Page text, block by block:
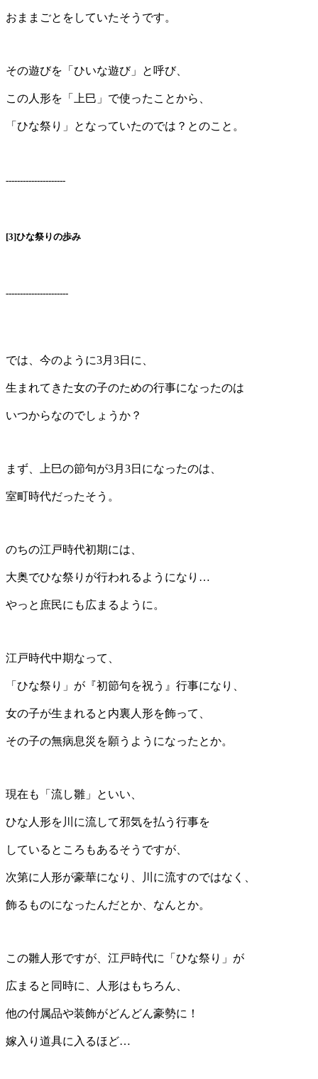
おままごとをしていたそうです。
その遊びを「ひいな遊び」と呼び、
この人形を「上巳」で使ったことから、
「ひな祭り」となっていたのでは？とのこと。
---------------------
[3]ひな祭りの歩み
----------------------
では、今のように3月3日に、
生まれてきた女の子のための行事になったのは
いつからなのでしょうか？
まず、上巳の節句が3月3日になったのは、
室町時代だったそう。
のちの江戸時代初期には、
大奥でひな祭りが行われるようになり…
やっと庶民にも広まるように。
江戸時代中期なって、
「ひな祭り」が『初節句を祝う』行事になり、
女の子が生まれると内裏人形を飾って、
その子の無病息災を願うようになったとか。
現在も「流し雛」といい、
ひな人形を川に流して邪気を払う行事を
しているところもあるそうですが、
次第に人形が豪華になり、川に流すのではなく、
飾るものになったんだとか、なんとか。
この雛人形ですが、江戸時代に「ひな祭り」が
広まると同時に、人形はもちろん、
他の付属品や装飾がどんどん豪勢に！
嫁入り道具に入るほど…